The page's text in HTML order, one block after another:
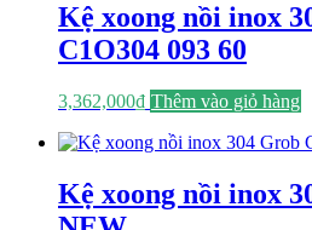
Kệ xoong nồi inox
C1O304 093 60
3,362,000₫ Thêm vào giỏ hàng
Kệ xoong nồi inox